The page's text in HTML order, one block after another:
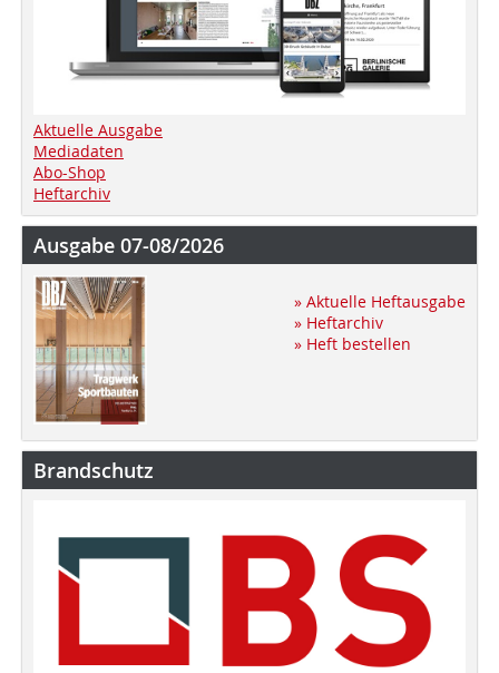
Aktuelle Ausgabe
Mediadaten
Abo-Shop
Heftarchiv
Ausgabe 07-08/2026
» Aktuelle Heftausgabe
» Heftarchiv
» Heft bestellen
Brandschutz